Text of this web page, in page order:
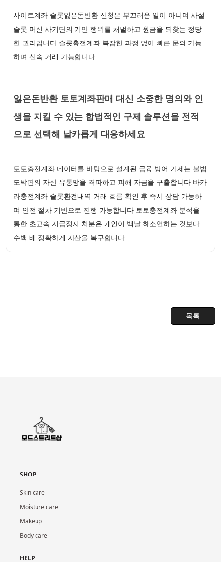
사이트계좌 슬롯잃은돈반환 신청은 부끄러운 일이 아니며 사설
슬롯 머신 사기단의 기만 행위를 처벌하고 원금을 되찾는 정당
한 권리입니다 슬롯충전계좌 복잡한 과정 없이 빠른 문의 가능
하며 신속 거래 가능합니다
잃은돈반환 토토계좌판매 대신 소중한 명의와 인
생을 지킬 수 있는 합법적인 구제 솔루션을 전적
으로 선택해 날카롭게 대응하세요
토토충전계좌 데이터를 바탕으로 설계된 금융 방어 기제는 불법
도박판의 자산 유통망을 격파하고 피해 자금을 구출합니다 바카
라충전계좌 슬롯환전내역 거래 흐름 확인 후 즉시 상담 가능하
며 안전 절차 기반으로 진행 가능합니다 토토충전계좌 분석을
통한 초고속 지급정지 처분은 개인이 백날 하소연하는 것보다
수백 배 정확하게 자산을 복구합니다
목록
SHOP
Skin care
Moisture care
Makeup
Body care
HELP